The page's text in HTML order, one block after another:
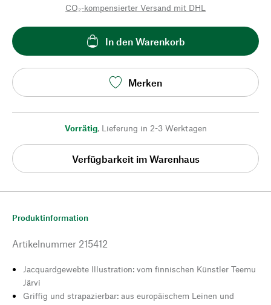
CO₂-kompensierter Versand mit DHL
In den Warenkorb
Merken
Vorrätig, Lieferung in 2-3 Werktagen
Verfügbarkeit im Warenhaus
Produktinformation
Artikelnummer 215412
Jacquardgewebte Illustration: vom finnischen Künstler Teemu
Järvi
Griffig und strapazierbar: aus europäischem Leinen und